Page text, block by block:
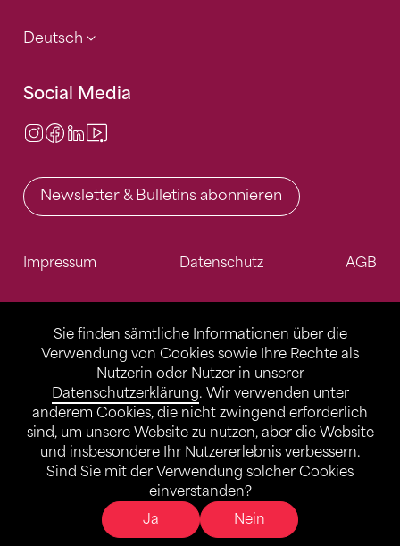
Sie finden sämtliche Informationen über die
Verwendung von Cookies sowie Ihre Rechte als
Nutzerin oder Nutzer in unserer
Datenschutzerklärung. Wir verwenden unter
anderem Cookies, die nicht zwingend erforderlich
sind, um unsere Website zu nutzen, aber die Website
und insbesondere Ihr Nutzererlebnis verbessern.
Sind Sie mit der Verwendung solcher Cookies
einverstanden?
Ja
Nein
Deutsch
Social Media
Instagram
Facebook
LinkedIn
Newsletter & Bulletins abonnieren
Impressum Datenschutz AGB